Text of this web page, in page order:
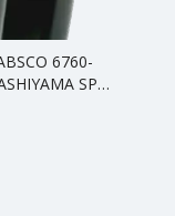
6760-
SP-